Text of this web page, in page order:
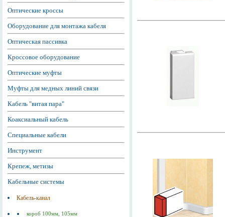
Оптические кроссы
Оборудование для монтажа кабеля
Оптическая пассивка
Кроссовое оборудование
Оптические муфты
Муфты для медных линий связи
Кабель "витая пара"
Коаксиальный кабель
Специальные кабели
Инструмент
Крепеж, метизы
Кабельные системы
Кабель-канал
короб 100мм, 105мм